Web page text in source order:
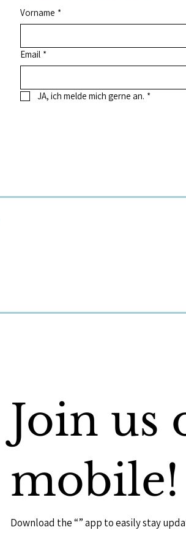
Vorname *
Email *
JA, ich melde mich gerne an. *
Join us
mobile!
Download the “” app to easily stay